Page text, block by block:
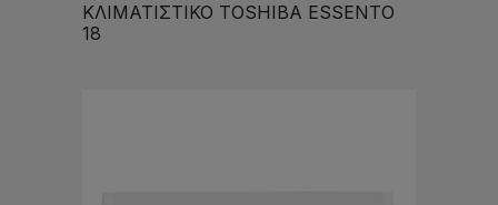
ΚΛΙΜΑΤΙΣΤΙΚΟ TOSHIBA ESSENTO
18